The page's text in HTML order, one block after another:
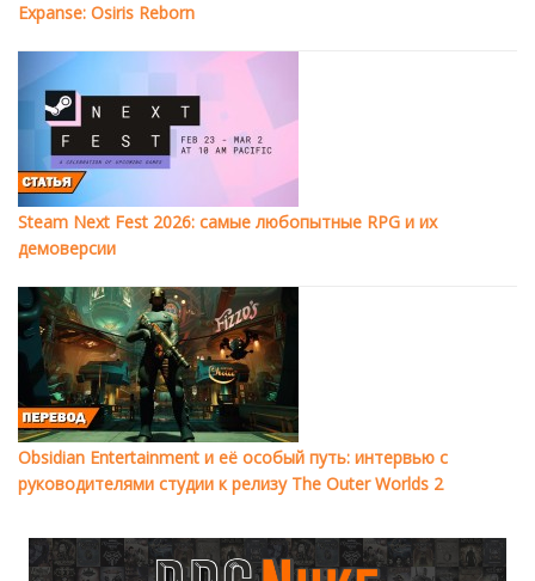
Expanse: Osiris Reborn
Steam Next Fest 2026: самые любопытные RPG и их
демоверсии
Obsidian Entertainment и её особый путь: интервью с
руководителями студии к релизу The Outer Worlds 2